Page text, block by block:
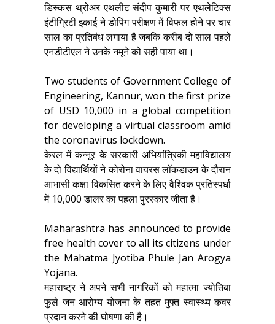
डिस्कस थ्रोअर एथलीट संदीप कुमारी पर एथलेटिक्स
इंटीग्रिटी इकाई ने डोपिंग परीक्षण में विफल होने पर चार
साल का प्रतिबंध लगाया है जबकि करीब दो साल पहले
एनडीटीएल ने उनके नमूने को सही पाया था।
Two students of Government College of
Engineering, Kannur, won the first prize
of USD 10,000 in a global competition
for developing a virtual classroom amid
the coronavirus lockdown.
केरल में कन्नूर के सरकारी अभियांत्रिकी महाविद्यालय
के दो विद्यार्थियों ने कोरोना वायरस लॉकडाउन के दौरान
आभासी कक्षा विकसित करने के लिए वैश्विक प्रतिस्पर्धा
में 10,000 डालर का पहला पुरस्कार जीता है।
Maharashtra has announced to provide
free health cover to all its citizens under
the Mahatma Jyotiba Phule Jan Arogya
Yojana.
महाराष्ट्र ने अपने सभी नागरिकों को महात्मा ज्योतिबा
फुले जन आरोग्य योजना के तहत मुफ्त स्वास्थ्य कवर
प्रदान करने की घोषणा की है।